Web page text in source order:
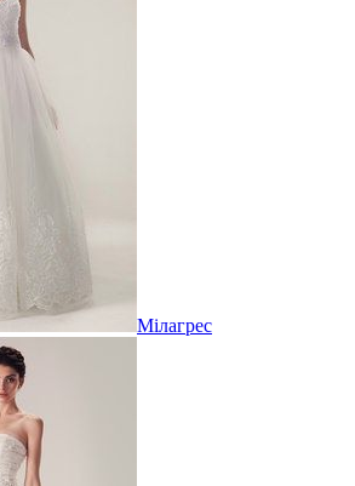
Мілагрес